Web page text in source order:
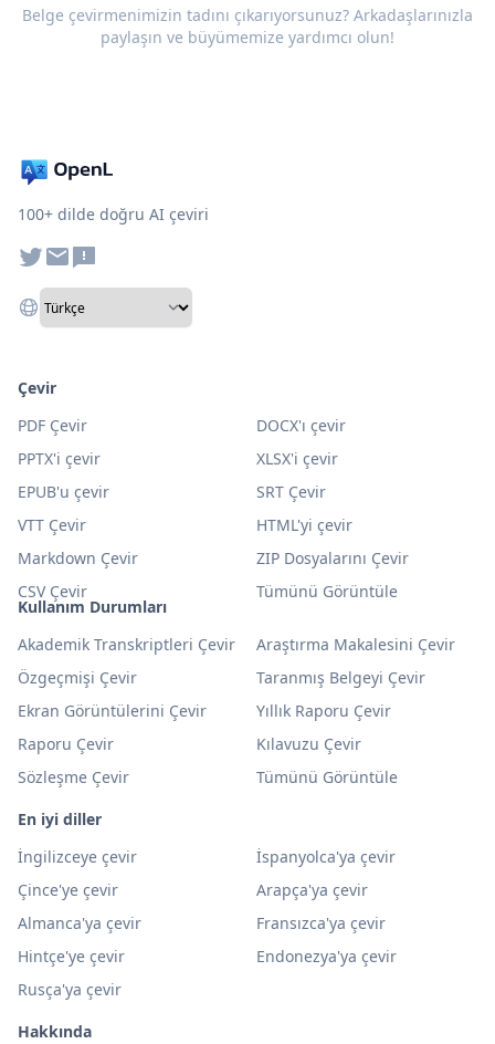
Belge çevirmenimizin tadını çıkarıyorsunuz? Arkadaşlarınızla
paylaşın ve büyümemize yardımcı olun!
100+ dilde doğru AI çeviri
Kullanım Durumları
Akademik Transkriptleri Çevir
Araştırma Makalesini Çevir
Özgeçmişi Çevir
Taranmış Belgeyi Çevir
Ekran Görüntülerini Çevir
Yıllık Raporu Çevir
Raporu Çevir
Kılavuzu Çevir
Sözleşme Çevir
Tümünü Görüntüle
En iyi diller
İngilizceye çevir
İspanyolca'ya çevir
Çince'ye çevir
Arapça'ya çevir
Almanca'ya çevir
Fransızca'ya çevir
Hintçe'ye çevir
Endonezya'ya çevir
Rusça'ya çevir
Çevir
PDF Çevir
DOCX'ı çevir
PPTX'i çevir
XLSX'i çevir
EPUB'u çevir
SRT Çevir
VTT Çevir
HTML'yi çevir
Markdown Çevir
ZIP Dosyalarını Çevir
CSV Çevir
Tümünü Görüntüle
Hakkında